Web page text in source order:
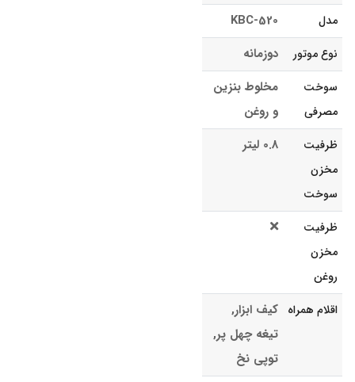
مدل KBC-520
نوع موتور دوزمانه
سوخت
مصرفی
مخلوط بنزین
و روغن
ظرفیت
مخزن
سوخت
0.8 لیتر
ظرفیت
مخزن
روغن
اقلام همراه کیف ابزار,
تیغه چهل پر,
توپی نخ